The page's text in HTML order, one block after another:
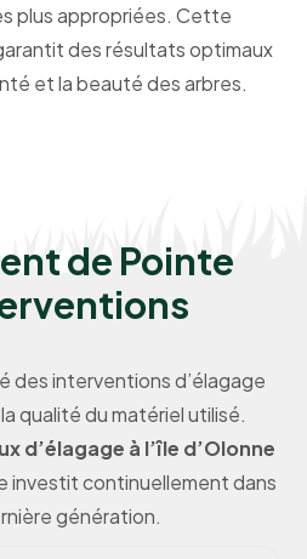
plus appropriées. Cette
des résultats optimaux
et la beauté des arbres.
de Pointe
des interventions d’élagage
qualité du matériel utilisé.
d’élagage à l’île d’Olonne
investit continuellement dans
génération.